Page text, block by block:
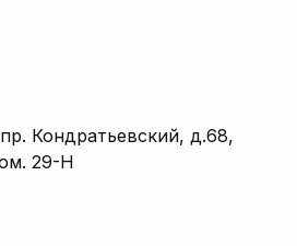
Кондратьевский, д.68,
29-Н